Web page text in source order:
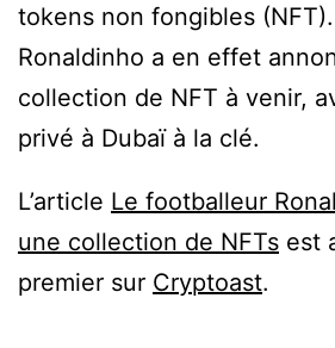
tokens non fongibles
Ronaldinho a en effet
collection de NFT à venir,
privé à Dubaï à la clé.
L’article Le footballeur
une collection de NFTs est
premier sur Cryptoast.